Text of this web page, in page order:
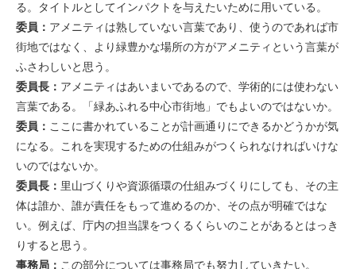
る。タイトルとしてインパクトを与えたいために用いている。
委員： アメニティは熟していない言葉であり、使うのであれば市
街地ではなく、より緑豊かな場所の方がアメニティという言葉が
ふさわしいと思う。
委員長： アメニティはあいまいであるので、学術的には使わない
言葉である。「緑あふれる中心市街地」でもよいのではないか。
委員： ここに書かれていることが計画通りにできるかどうかが気
になる。これを実現するための仕組みがつくられなければいけな
いのではないか。
委員長： 里山づくりや資源循環の仕組みづくりにしても、その主
体は誰か、誰が責任をもって進めるのか、その点が明確ではな
い。例えば、庁内の担当課をつくるくらいのことがあるとはっき
りすると思う。
事務局： この部分については事務局でも努力していきたい。